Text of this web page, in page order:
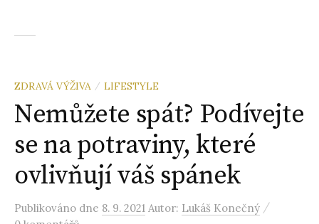
ZDRAVÁ VÝŽIVA / LIFESTYLE
Nemůžete spát? Podívejte
se na potraviny, které
ovlivňují váš spánek
Publikováno dne 8. 9. 2021 Autor: Lukáš Konečný /